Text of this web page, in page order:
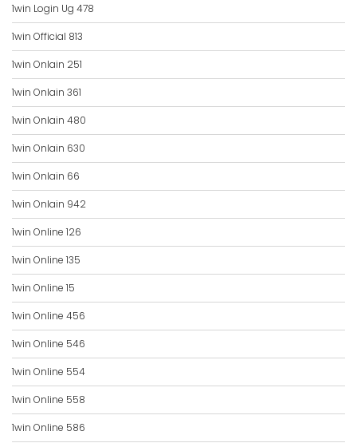
1win Login Ug 478
1win Official 813
1win Onlain 251
1win Onlain 361
1win Onlain 480
1win Onlain 630
1win Onlain 66
1win Onlain 942
1win Online 126
1win Online 135
1win Online 15
1win Online 456
1win Online 546
1win Online 554
1win Online 558
1win Online 586